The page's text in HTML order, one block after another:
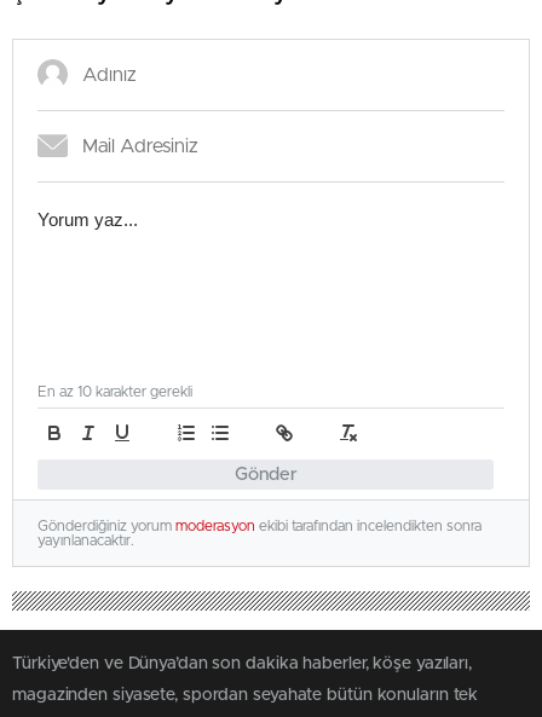
Gönder
En az 10 karakter gerekli
Gönderdiğiniz yorum moderasyon ekibi tarafından incelendikten sonra
yayınlanacaktır.
Türkiye'den ve Dünya’dan son dakika haberler, köşe yazıları,
magazinden siyasete, spordan seyahate bütün konuların tek